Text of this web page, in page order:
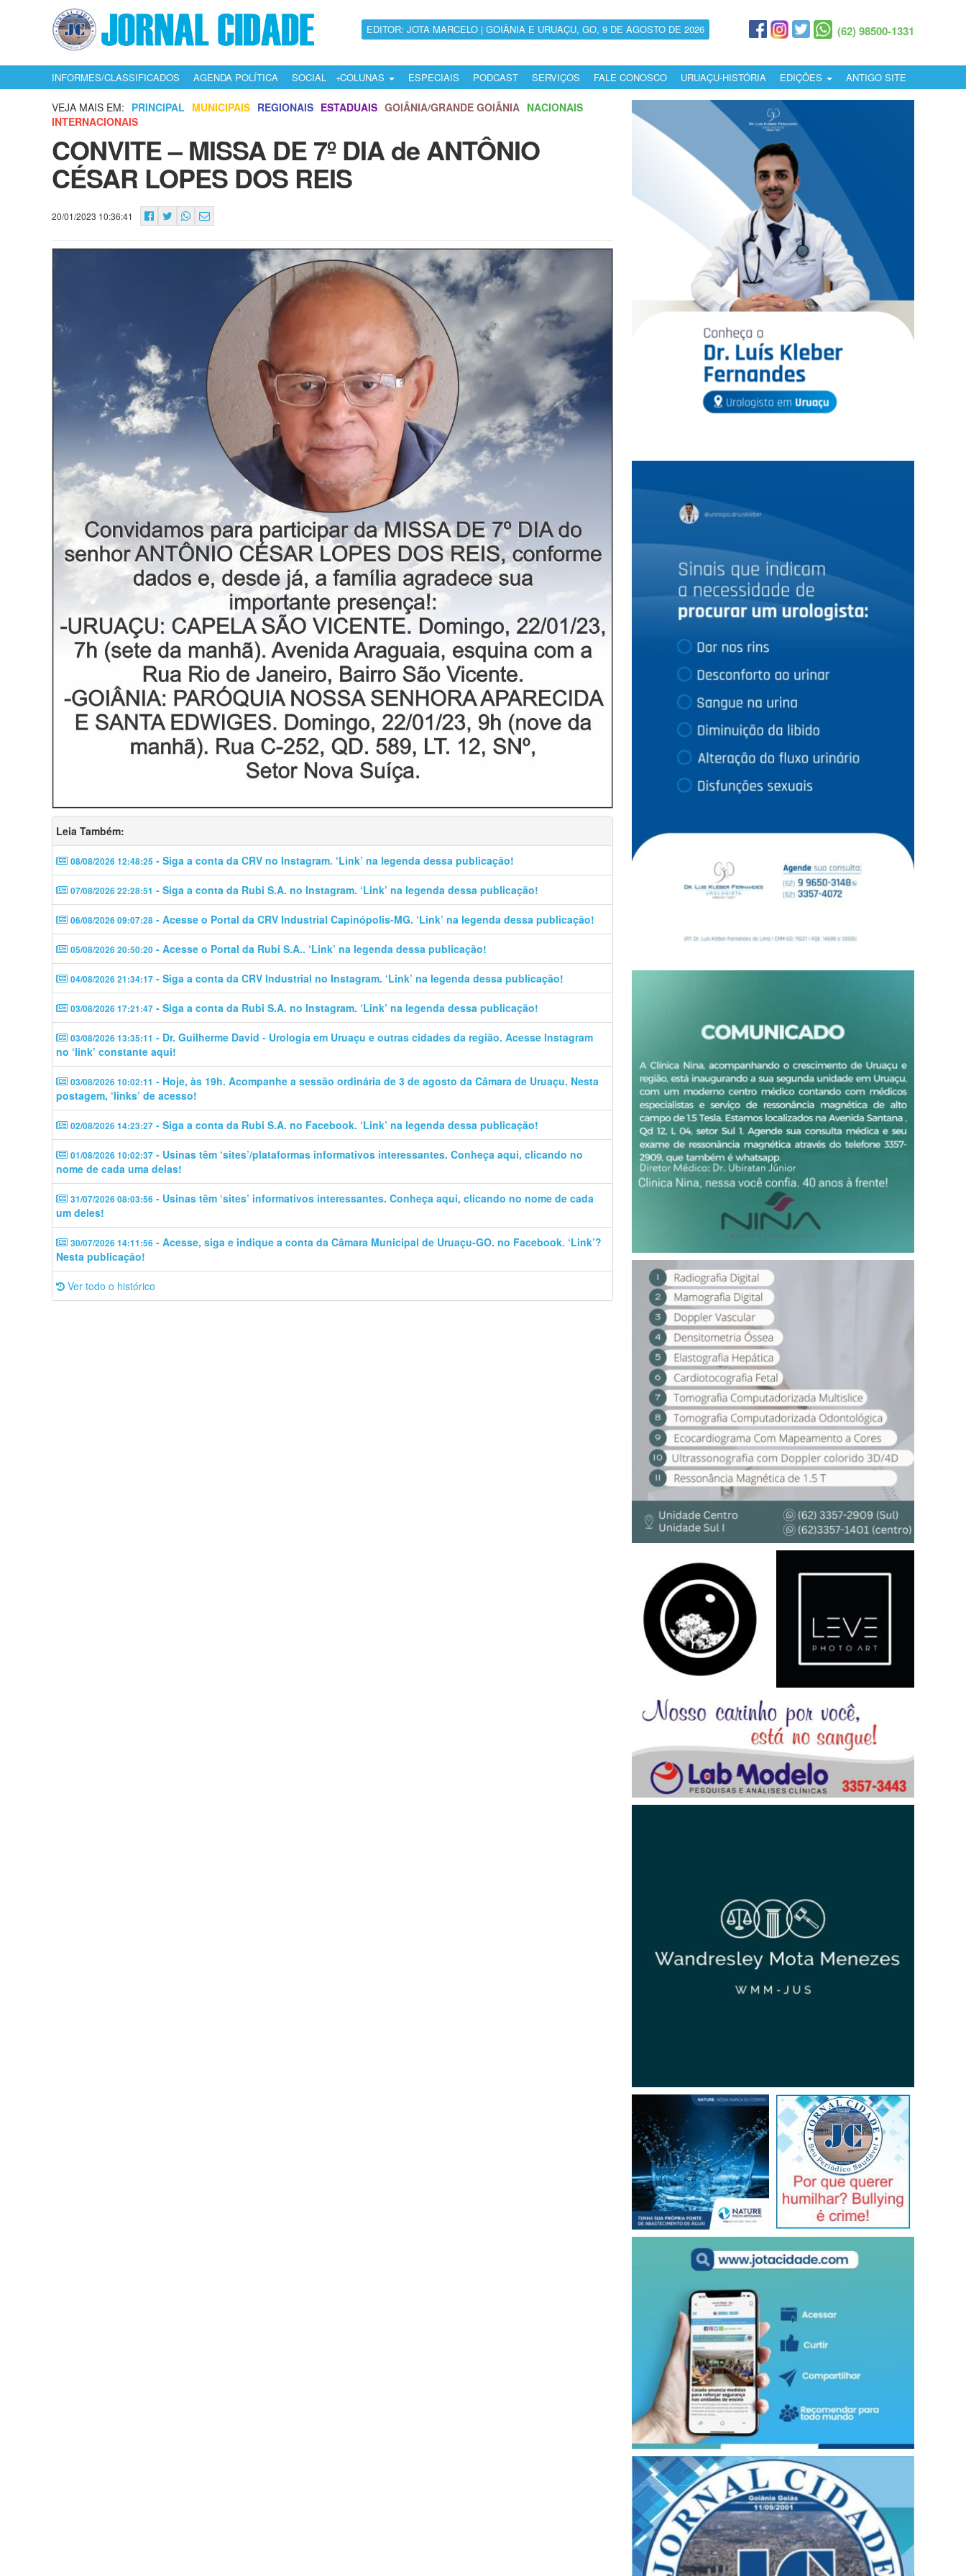
EDITOR: JOTA MARCELO | GOIÂNIA E URUAÇU, GO, 9 DE AGOSTO DE 2026 (62) 98500-1331
INFORMES/CLASSIFICADOS AGENDA POLÍTICA SOCIAL COLUNAS ESPECIAIS PODCAST SERVIÇOS FALE CONOSCO URUAÇU-HISTÓRIA EDIÇÕES ANTIGO SITE
VEJA MAIS EM: PRINCIPAL MUNICIPAIS REGIONAIS ESTADUAIS GOIÂNIA/GRANDE GOIÂNIA NACIONAIS
INTERNACIONAIS
CONVITE – MISSA DE 7º DIA de ANTÔNIO
CÉSAR LOPES DOS REIS
20/01/2023 10:36:41
Leia Também:
08/08/2026 12:48:25 - Siga a conta da CRV no Instagram. ‘Link’ na legenda dessa publicação!
07/08/2026 22:28:51 - Siga a conta da Rubi S.A. no Instagram. ‘Link’ na legenda dessa publicação!
06/08/2026 09:07:28 - Acesse o Portal da CRV Industrial Capinópolis-MG. ‘Link’ na legenda dessa publicação!
05/08/2026 20:50:20 - Acesse o Portal da Rubi S.A.. ‘Link’ na legenda dessa publicação!
04/08/2026 21:34:17 - Siga a conta da CRV Industrial no Instagram. ‘Link’ na legenda dessa publicação!
03/08/2026 17:21:47 - Siga a conta da Rubi S.A. no Instagram. ‘Link’ na legenda dessa publicação!
03/08/2026 13:35:11 - Dr. Guilherme David - Urologia em Uruaçu e outras cidades da região. Acesse Instagram
no ‘link’ constante aqui!
03/08/2026 10:02:11 - Hoje, às 19h. Acompanhe a sessão ordinária de 3 de agosto da Câmara de Uruaçu. Nesta
postagem, ‘links’ de acesso!
02/08/2026 14:23:27 - Siga a conta da Rubi S.A. no Facebook. ‘Link’ na legenda dessa publicação!
01/08/2026 10:02:37 - Usinas têm ‘sites’/plataformas informativos interessantes. Conheça aqui, clicando no
nome de cada uma delas!
31/07/2026 08:03:56 - Usinas têm ‘sites’ informativos interessantes. Conheça aqui, clicando no nome de cada
um deles!
30/07/2026 14:11:56 - Acesse, siga e indique a conta da Câmara Municipal de Uruaçu-GO. no Facebook. ‘Link’?
Nesta publicação!
Ver todo o histórico